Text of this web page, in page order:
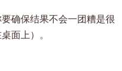
确保结果不会一团糟是很
面上）。